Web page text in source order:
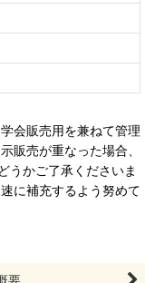
会販売用を兼ねて管理
販売が重なった場合、
うかご了承くださいま
に補充するよう努めて
要